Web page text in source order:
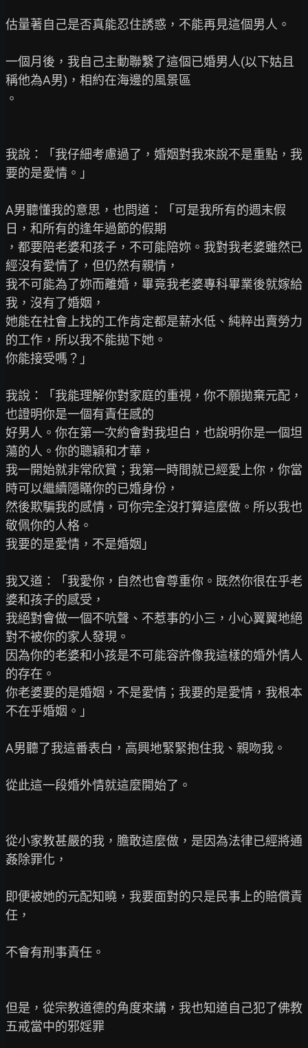
估量著自己是否真能忍住誘惑，不能再見這個男人。
一個月後，我自己主動聯繫了這個已婚男人(以下姑且
稱他為A男)，相約在海邊的風景區
。
我說：「我仔細考慮過了，婚姻對我來說不是重點，我
要的是愛情。」
A男聽懂我的意思，也問道：「可是我所有的週末假
日，和所有的逢年過節的假期
，都要陪老婆和孩子，不可能陪妳。我對我老婆雖然已
經沒有愛情了，但仍然有親情，
我不可能為了妳而離婚，畢竟我老婆專科畢業後就嫁給
我，沒有了婚姻，
她能在社會上找的工作肯定都是薪水低、純粹出賣勞力
的工作，所以我不能拋下她。
你能接受嗎？」
我說：「我能理解你對家庭的重視，你不願拋棄元配，
也證明你是一個有責任感的
好男人。你在第一次約會對我坦白，也說明你是一個坦
蕩的人。你的聰穎和才華，
我一開始就非常欣賞；我第一時間就已經愛上你，你當
時可以繼續隱瞞你的已婚身份，
然後欺騙我的感情，可你完全沒打算這麼做。所以我也
敬佩你的人格。
我要的是愛情，不是婚姻」
我又道：「我愛你，自然也會尊重你。既然你很在乎老
婆和孩子的感受，
我絕對會做一個不吭聲、不惹事的小三，小心翼翼地絕
對不被你的家人發現。
因為你的老婆和小孩是不可能容許像我這樣的婚外情人
的存在。
你老婆要的是婚姻，不是愛情；我要的是愛情，我根本
不在乎婚姻。」
A男聽了我這番表白，高興地緊緊抱住我、親吻我。
從此這一段婚外情就這麼開始了。
從小家教甚嚴的我，膽敢這麼做，是因為法律已經將通
姦除罪化，
即便被她的元配知曉，我要面對的只是民事上的賠償責
任，
不會有刑事責任。
但是，從宗教道德的角度來講，我也知道自己犯了佛教
五戒當中的邪婬罪